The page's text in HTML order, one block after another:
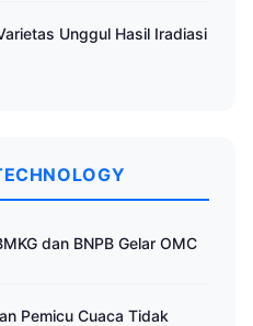
Unggul Hasil Iradiasi
dan BNPB Gelar OMC
Pemicu Cuaca Tidak